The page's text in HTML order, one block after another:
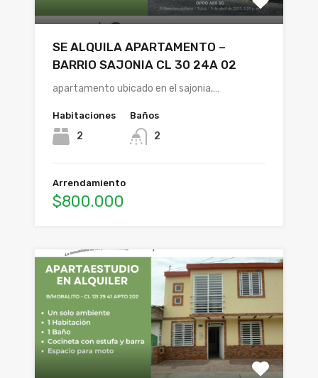
SE ALQUILA APARTAMENTO –
BARRIO SAJONIA CL 30 24A 02
apartamento ubicado en el sajonia,…
Habitaciones
2
Baños
2
Arrendamiento
$800.000